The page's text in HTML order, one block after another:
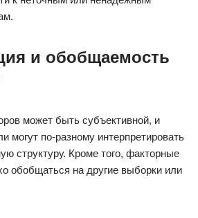
и обобщаемость
может быть субъективной, и
могут по-разному интерпретировать
структуру. Кроме того, факторные
обобщаться на другие выборки или